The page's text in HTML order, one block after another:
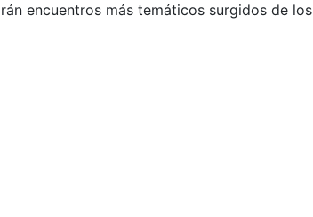
encuentros más temáticos surgidos de los